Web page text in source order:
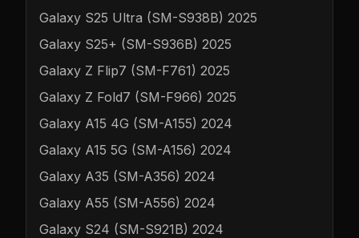
Galaxy S25 Ultra (SM-S938B) 2025
Galaxy S25+ (SM-S936B) 2025
Galaxy Z Flip7 (SM-F761) 2025
Galaxy Z Fold7 (SM-F966) 2025
Galaxy A15 4G (SM-A155) 2024
Galaxy A15 5G (SM-A156) 2024
Galaxy A35 (SM-A356) 2024
Galaxy A55 (SM-A556) 2024
Galaxy S24 (SM-S921B) 2024